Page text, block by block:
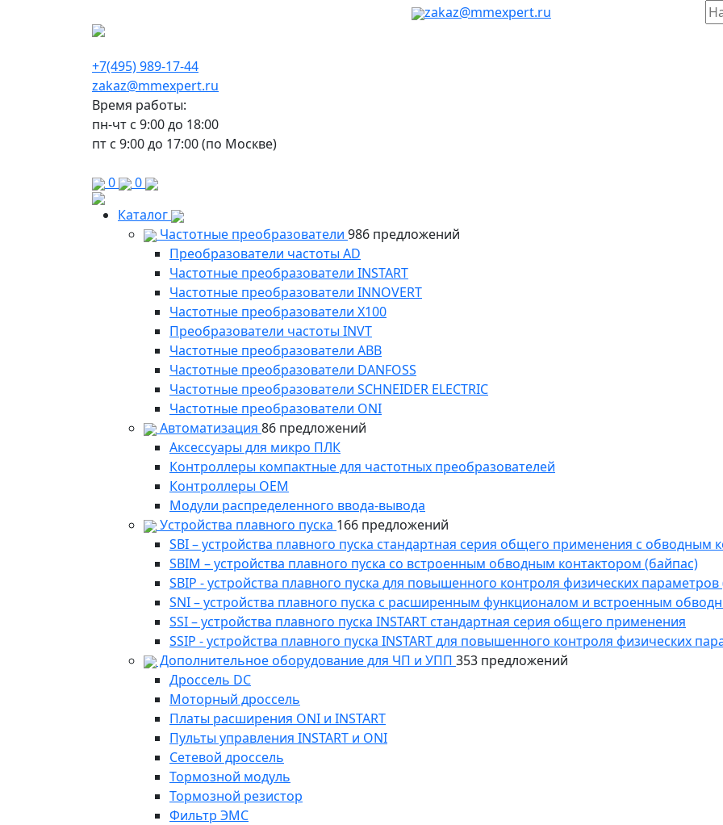
zakaz@mmexpert.ru
+7(495) 989-17-44
zakaz@mmexpert.ru
Время работы:
пн-чт с 9:00 до 18:00
пт с 9:00 до 17:00 (по Москве)
0
0
Каталог
Частотные преобразователи 986 предложений
Преобразователи частоты AD
Частотные преобразователи INSTART
Частотные преобразователи INNOVERT
Частотные преобразователи Х100
Преобразователи частоты INVT
Частотные преобразователи ABB
Частотные преобразователи DANFOSS
Частотные преобразователи SCHNEIDER ELECTRIC
Частотные преобразователи ONI
Автоматизация 86 предложений
Аксессуары для микро ПЛК
Контроллеры компактные для частотных преобразователей
Контроллеры ОЕМ
Модули распределенного ввода-вывода
Устройства плавного пуска 166 предложений
SBI – устройства плавного пуска стандартная серия общего применения с обводным
SBIM – устройства плавного пуска со встроенным обводным контактором (байпас)
SBIP - устройства плавного пуска для повышенного контроля физических
SNI – устройства плавного пуска с расширенным функционалом и встроенным
SSI – устройства плавного пуска INSTART стандартная серия общего применения
SSIP - устройства плавного пуска INSTART для повышенного контроля физических
Дополнительное оборудование для ЧП и УПП 353 предложений
Дроссель DC
Моторный дроссель
Платы расширения ONI и INSTART
Пульты управления INSTART и ONI
Сетевой дроссель
Тормозной модуль
Тормозной резистор
Фильтр ЭМС